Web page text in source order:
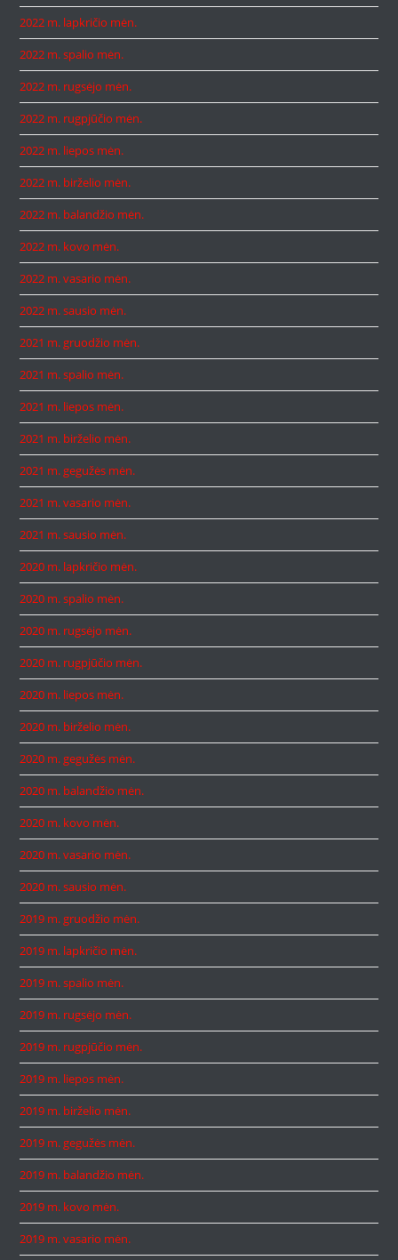
2022 m. lapkričio mėn.
2022 m. spalio mėn.
2022 m. rugsėjo mėn.
2022 m. rugpjūčio mėn.
2022 m. liepos mėn.
2022 m. birželio mėn.
2022 m. balandžio mėn.
2022 m. kovo mėn.
2022 m. vasario mėn.
2022 m. sausio mėn.
2021 m. gruodžio mėn.
2021 m. spalio mėn.
2021 m. liepos mėn.
2021 m. birželio mėn.
2021 m. gegužės mėn.
2021 m. vasario mėn.
2021 m. sausio mėn.
2020 m. lapkričio mėn.
2020 m. spalio mėn.
2020 m. rugsėjo mėn.
2020 m. rugpjūčio mėn.
2020 m. liepos mėn.
2020 m. birželio mėn.
2020 m. gegužės mėn.
2020 m. balandžio mėn.
2020 m. kovo mėn.
2020 m. vasario mėn.
2020 m. sausio mėn.
2019 m. gruodžio mėn.
2019 m. lapkričio mėn.
2019 m. spalio mėn.
2019 m. rugsėjo mėn.
2019 m. rugpjūčio mėn.
2019 m. liepos mėn.
2019 m. birželio mėn.
2019 m. gegužės mėn.
2019 m. balandžio mėn.
2019 m. kovo mėn.
2019 m. vasario mėn.